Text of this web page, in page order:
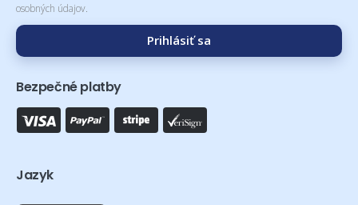
osobných údajov.
Prihlásiť sa
Bezpečné platby
Jazyk